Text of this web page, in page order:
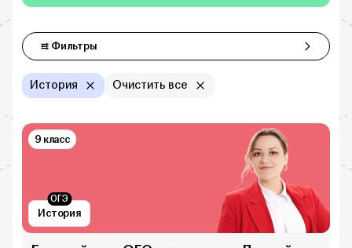
ФильтрыФильтры
История Очистить все
История
ОГЭ
9 класс